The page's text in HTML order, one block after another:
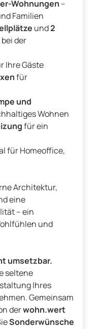
Wohnungen –
Familien
und2
der
Ihre Gäste
für
und
Wohnen
für ein
für Homeoffice,
Architektur,
eine
– ein
und
umsetzbar.
seltene
Ihres
Gemeinsam
derwohn.wert
Sonderwünsche